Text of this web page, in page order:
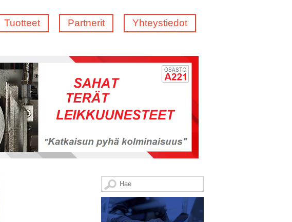
Tuotteet Partnerit Yhteystiedot